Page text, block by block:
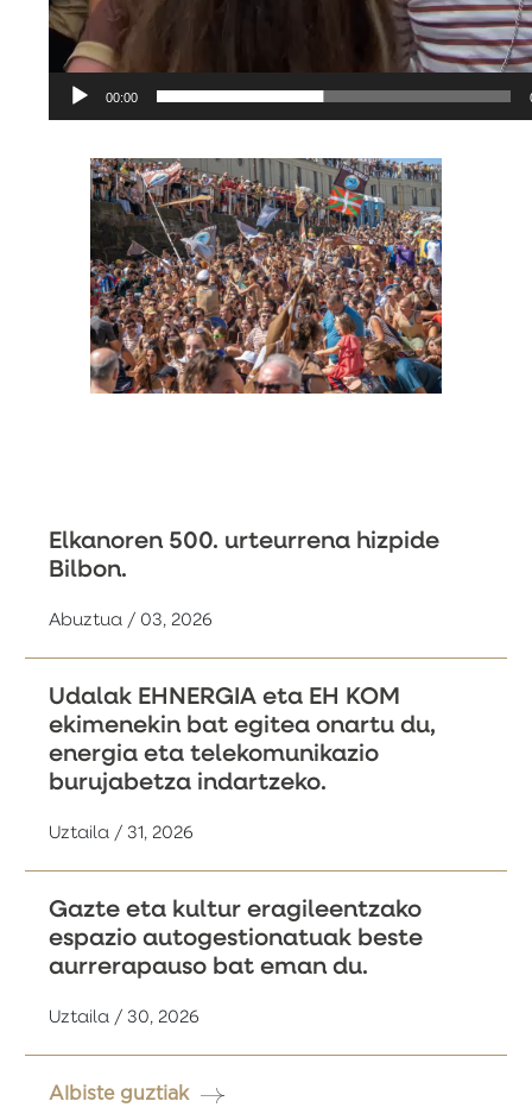
00:00
Elkanoren 500. urteurrena hizpide
Bilbon.
Abuztua / 03, 2026
Udalak EHNERGIA eta EH KOM
ekimenekin bat egitea onartu du,
energia eta telekomunikazio
burujabetza indartzeko.
Uztaila / 31, 2026
Gazte eta kultur eragileentzako
espazio autogestionatuak beste
aurrerapauso bat eman du.
Uztaila / 30, 2026
Albiste guztiak